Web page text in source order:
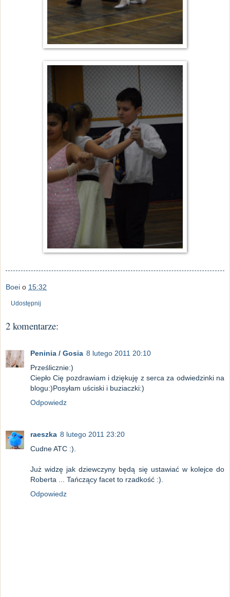
Boei o 15:32
Udostępnij
2 komentarze:
Peninia / Gosia 8 lutego 2011 20:10
Prześlicznie:)
Ciepło Cię pozdrawiam i dziękuję z serca za odwiedzinki na
blogu:)Posyłam uściski i buziaczki:)
Odpowiedz
raeszka 8 lutego 2011 23:20
Cudne ATC :).
Już widzę jak dziewczyny będą się ustawiać w kolejce do
Roberta ... Tańczący facet to rzadkość :).
Odpowiedz